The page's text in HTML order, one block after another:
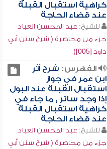
كراهية استقبال القبلة
عند قضاء الحاجة
للشيخ: عبد المحسن العباد
جزء من محاضرة ( شرح سنن أبي
داود [005])
الفهرس: شرح أثر
ابن عمر في جواز
استقبال القبلة عند البول
إذا وجد ساتر , ما جاء في
كراهية استقبال القبلة
عند قضاء الحاجة
للشيخ: عبد المحسن العباد
جزء من محاضرة ( شرح سنن أبي